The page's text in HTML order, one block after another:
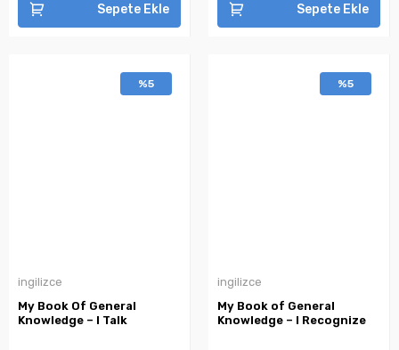
Sepete Ekle Sepete Ekle
%5
ingilizce
My Book Of General
Knowledge – I Talk
%5
ingilizce
My Book of General
Knowledge – I Recognize